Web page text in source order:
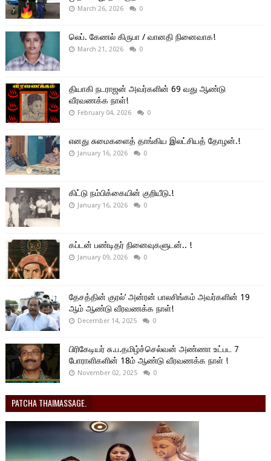
March 26, 2026 0
லெப். கேணல் கிருபா / வானதி நினைவாக!
March 21, 2026 0
தியாகி நடராஜன் அவர்களின் 69 வது ஆண்டு
வீரவணக்க நாள்!
February 04, 2026 0
எனது சுமைகளைத் தாங்கிய இலட்சியத் தோழன்.!
January 16, 2026 0
கிட்டு நம்பிக்கையின் குறியீடு.!
January 16, 2026 0
கப்டன் பண்டிதர் நினைவுகளுடன்.. !
January 09, 2026 0
தேசத்தின் குரல்’ அன்ரன் பாலசிங்கம் அவர்களின் 19
ஆம் ஆண்டு வீரவணக்க நாள்!
December 14, 2025 0
பிரிகேடியர் சு.ப.தமிழ்ச்செல்வன் அண்ணா உட்பட 7
போராளிகளின் 18ம் ஆண்டு வீரவணக்க நாள் !
November 02, 2025 0
PATCHA THAIMASSAGE.